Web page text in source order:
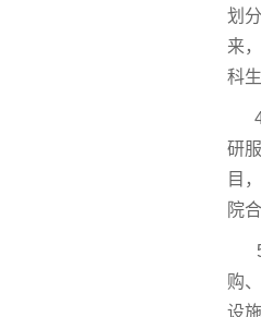
划
来
科
4
研
目
院
5
购
设